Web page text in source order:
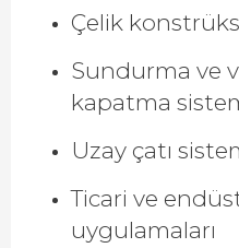
Çelik
Sundurma ve
kapatma
Uzay çatı
Ticari ve
uygulamaları